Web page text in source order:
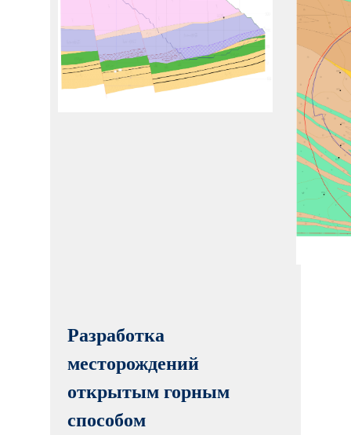
Разработка
месторождений
открытым горным
способом